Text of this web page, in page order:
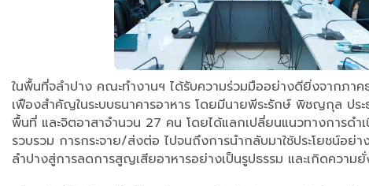
ในพื้นที่จลำปาง คณะทำงานฯ ได้รับความร่วมมืออย่างดียิ่งจากภาค
เฟืองสำคัญในระบบธนาคารอาหาร โดยมีนายพีระรักษ์ พิชญกุล ปร
พื้นที่ และจิตอาสาจำนวน 27 คน โดยได้แลกเปลี่ยนแนวทางการด
รวบรวม การกระจาย/ส่งต่อ ไปจนถึงการนำกลับมาใช้ประโยชน์อย่
ลำปางสู่การลดการสูญเสียอาหารอย่างเป็นรูปธรรม และเกิดความยั่